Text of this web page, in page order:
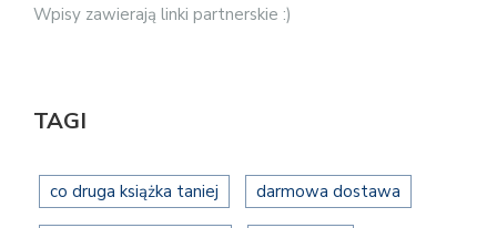
Wpisy zawierają linki partnerskie :)
TAGI
co druga książka taniej darmowa dostawa